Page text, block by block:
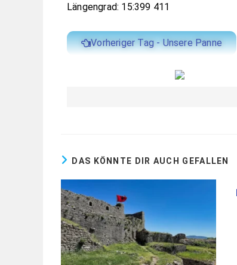
Längengrad: 15:399 411
Vorheriger Tag - Unsere Panne
DAS KÖNNTE DIR AUCH GEFALLEN